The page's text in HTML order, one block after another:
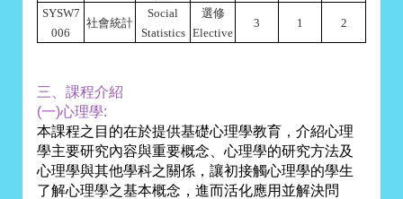
SYSW7
006
社會統計
Social
Statistics
選修
Elective
3 1 2
三、課程介紹
(一)心理學:
本課程之目的在於提供基礎心理學教育，介紹心理
學主要研究內容與重要概念、心理學的研究方法及
心理學與其他學科之關係，讓初接觸心理學的學生
了解心理學之基本概念，進而活化應用並解決問